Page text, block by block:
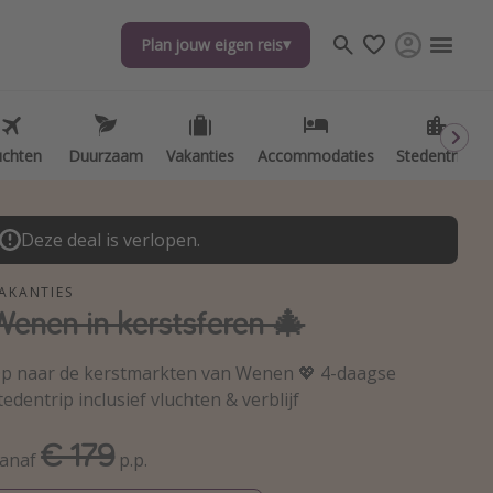
Plan jouw eigen reis
Duurzaam Vakanties Accommodaties Stedentrips
Plan jouw eigen reis
Duurzaam Vakanties Accommodaties Stedentrips
Deze deal is verlopen.
in kerstsferen 🎄
naar de kerstmarkten van Wenen 💖 4-daagse
inclusief vluchten & verblijf
€ 179 p.p.